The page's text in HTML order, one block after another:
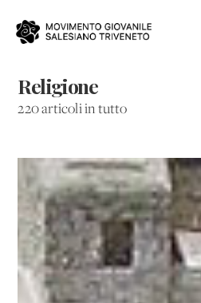
Religione
220 articoli in tutto